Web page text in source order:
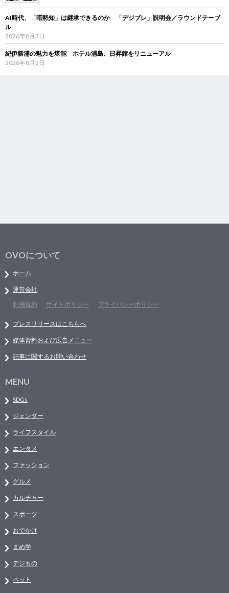
AI時代、「暗黙知」は継承できるのか 「デジブレ」説明会／ラウンドテーブ
ル
2026年8月3日
紀伊勝浦の魅力を堪能 ホテル浦島、日昇館をリニューアル
2026年8月3日
OVOについて
ホーム
運営会社
利用規約
サイトポリシー プライバシーポリシー
プレスリリースはこちらへ
媒体資料および広告メニュー
記事に関するお問い合わせ
MENU
SDGs
ジェンダー
ライフスタイル
エンタメ
ファッション
グルメ
カルチャー
スポーツ
おでかけ
まめ学
デジもの
ペット